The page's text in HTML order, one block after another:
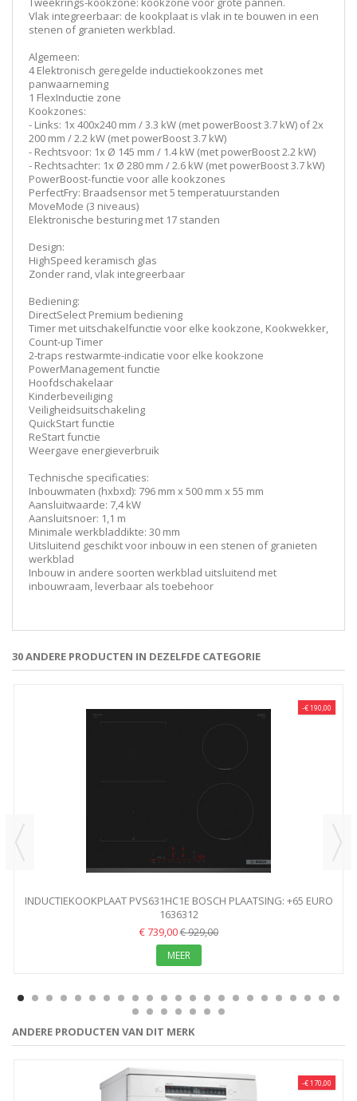
Vlak integreerbaar: de kookplaat is vlak in te bouwen in een
stenen of granieten werkblad.
Algemeen:
4 Elektronisch geregelde inductiekookzones met
panwaarneming
1 FlexInductie zone
Kookzones:
- Links: 1x 400x240 mm / 3.3 kW (met powerBoost 3.7 kW) of 2x
200 mm / 2.2 kW (met powerBoost 3.7 kW)
- Rechtsvoor: 1x Ø 145 mm / 1.4 kW (met powerBoost 2.2 kW)
- Rechtsachter: 1x Ø 280 mm / 2.6 kW (met powerBoost 3.7 kW)
PowerBoost-functie voor alle kookzones
PerfectFry: Braadsensor met 5 temperatuurstanden
MoveMode (3 niveaus)
Elektronische besturing met 17 standen
Design:
HighSpeed keramisch glas
Zonder rand, vlak integreerbaar
Bediening:
DirectSelect Premium bediening
Timer met uitschakelfunctie voor elke kookzone, Kookwekker,
Count-up Timer
2-traps restwarmte-indicatie voor elke kookzone
PowerManagement functie
Hoofdschakelaar
Kinderbeveiliging
Veiligheidsuitschakeling
QuickStart functie
ReStart functie
Weergave energieverbruik
Technische specificaties:
Inbouwmaten (hxbxd): 796 mm x 500 mm x 55 mm
Aansluitwaarde: 7,4 kW
Aansluitsnoer: 1,1 m
Minimale werkbladdikte: 30 mm
Uitsluitend geschikt voor inbouw in een stenen of granieten
werkblad
Inbouw in andere soorten werkblad uitsluitend met
inbouwraam, leverbaar als toebehoor
30 ANDERE PRODUCTEN IN DEZELFDE CATEGORIE
-€ 190,00
INDUCTIEKOOKPLAAT PVS631HC1E BOSCH PLAATSING: +65 EURO
1636312
€ 739,00€ 929,00
MEER
ANDERE PRODUCTEN VAN DIT MERK
-€ 170,00